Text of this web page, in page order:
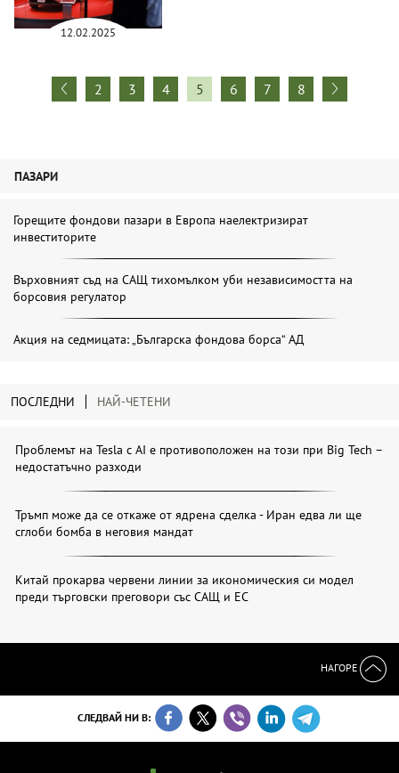
12.02.2025
2 3 4 5 6 7 8
ПАЗАРИ
Горещите фондови пазари в Европа наелектризират
инвеститорите
Върховният съд на САЩ тихомълком уби независимостта на
борсовия регулатор
Акция на седмицата: „Българска фондова борса“ АД
ПОСЛЕДНИ НАЙ-ЧЕТЕНИ
Проблемът на Tesla с AI е противоположен на този при Big Tech –
недостатъчно разходи
Тръмп може да се откаже от ядрена сделка - Иран едва ли ще
сглоби бомба в неговия мандат
Китай прокарва червени линии за икономическия си модел
преди търговски преговори със САЩ и ЕС
НАГОРЕ
СЛЕДВАЙ НИ В: